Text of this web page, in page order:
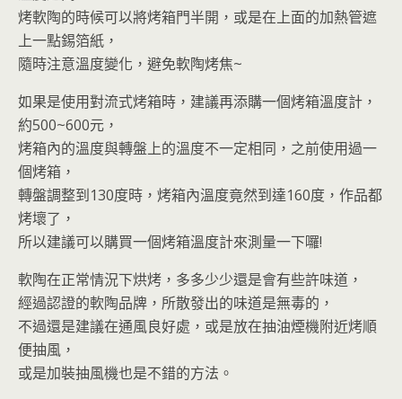
烤軟陶的時候可以將烤箱門半開，或是在上面的加熱管遮
上一點錫箔紙，
隨時注意溫度變化，避免軟陶烤焦~
如果是使用對流式烤箱時，建議再添購一個烤箱溫度計，
約500~600元，
烤箱內的溫度與轉盤上的溫度不一定相同，之前使用過一
個烤箱，
轉盤調整到130度時，烤箱內溫度竟然到達160度，作品都
烤壞了，
所以建議可以購買一個烤箱溫度計來測量一下囉!
軟陶在正常情況下烘烤，多多少少還是會有些許味道，
經過認證的軟陶品牌，所散發出的味道是無毒的，
不過還是建議在通風良好處，或是放在抽油煙機附近烤順
便抽風，
或是加裝抽風機也是不錯的方法。